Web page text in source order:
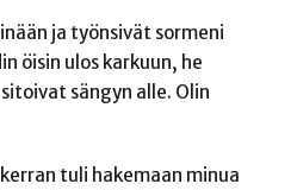
ja työnsivät sormeni
öisin ulos karkuun, he
sängyn alle. Olin
tuli hakemaan minua